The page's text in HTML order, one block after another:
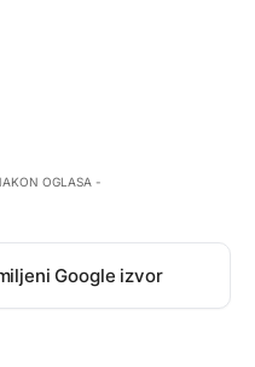
OGLASA -
Google izvor